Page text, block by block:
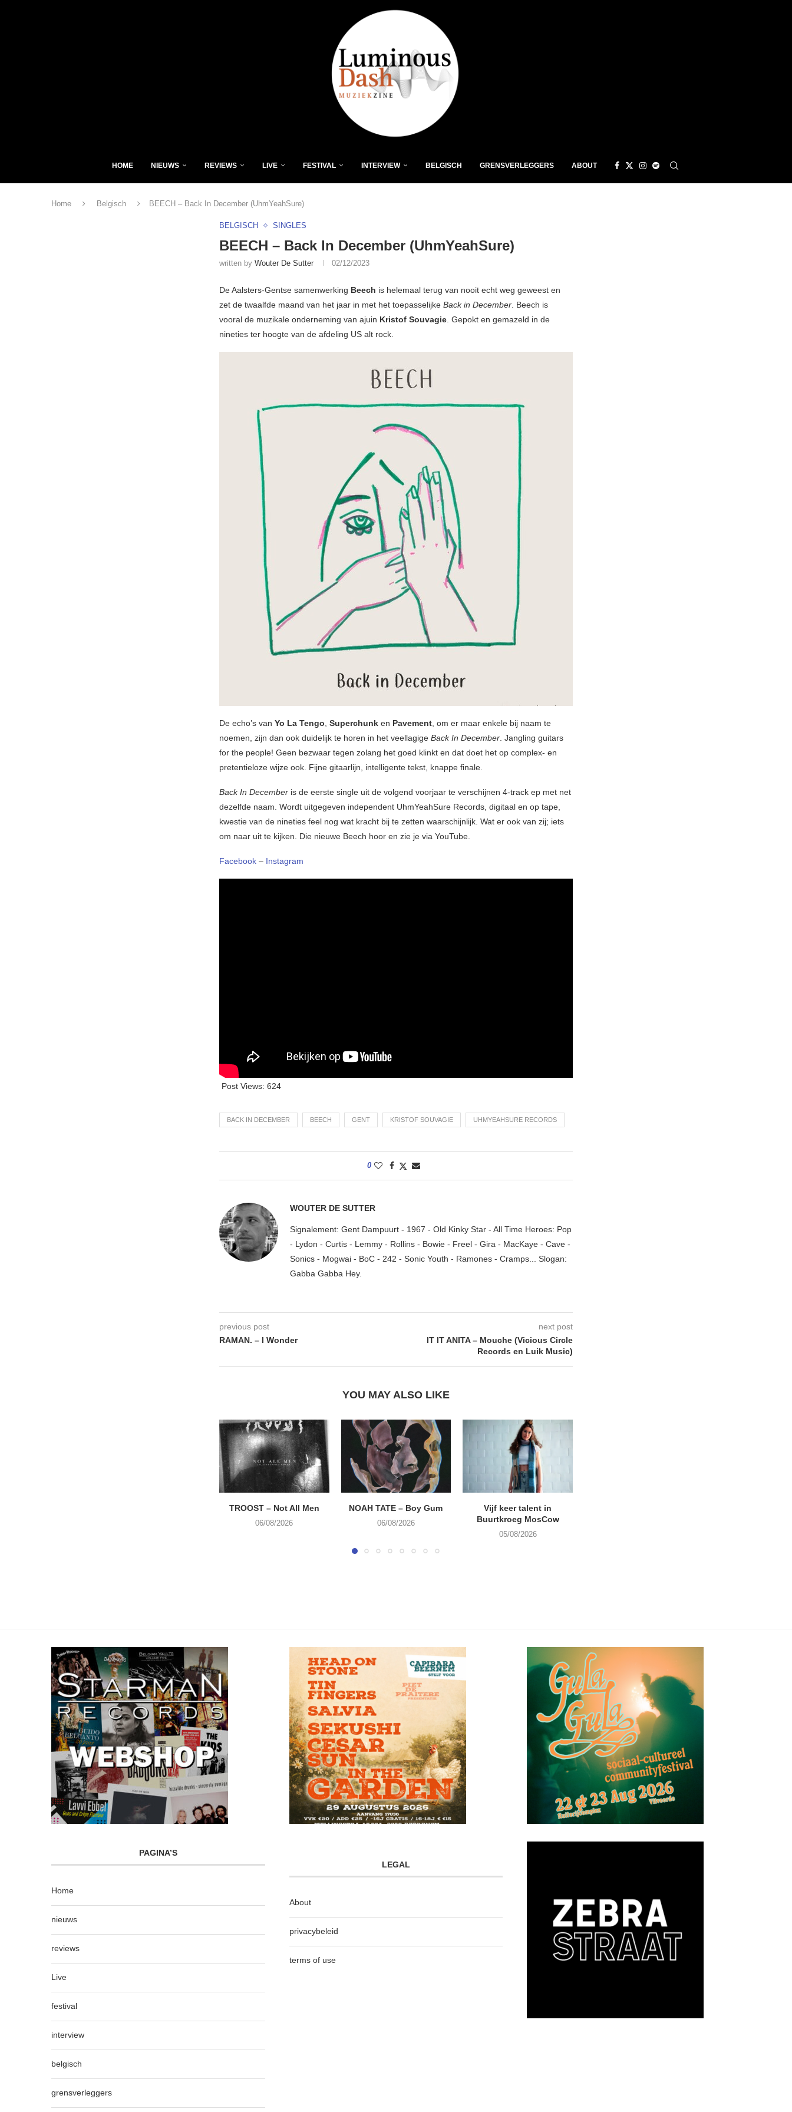
HOME NIEUWS REVIEWS LIVE FESTIVAL INTERVIEW BELGISCH GRENSVERLEGGERS ABOUT
Home Belgisch BEECH – Back In December (UhmYeahSure)
BELGISCH SINGLES
BEECH – Back In December (UhmYeahSure)
written by Wouter De Sutter 02/12/2023
De Aalsters-Gentse samenwerking Beech is helemaal terug van nooit echt weg geweest en
zet de twaalfde maand van het jaar in met het toepasselijke Back in December. Beech is
vooral de muzikale onderneming van ajuin Kristof Souvagie. Gepokt en gemazeld in de
nineties ter hoogte van de afdeling US alt rock.
De echo’s van Yo La Tengo, Superchunk en Pavement, om er maar enkele bij naam te
noemen, zijn dan ook duidelijk te horen in het veellagige Back In December. Jangling guitars
for the people! Geen bezwaar tegen zolang het goed klinkt en dat doet het op complex- en
pretentieloze wijze ook. Fijne gitaarlijn, intelligente tekst, knappe finale.
Back In December is de eerste single uit de volgend voorjaar te verschijnen 4-track ep met net
dezelfde naam. Wordt uitgegeven independent UhmYeahSure Records, digitaal en op tape,
kwestie van de nineties feel nog wat kracht bij te zetten waarschijnlijk. Wat er ook van zij; iets
om naar uit te kijken. Die nieuwe Beech hoor en zie je via YouTube.
Facebook – Instagram
Post Views: 624
BACK IN DECEMBER BEECH GENT KRISTOF SOUVAGIE UHMYEAHSURE RECORDS
0
WOUTER DE SUTTER
Signalement: Gent Dampuurt - 1967 - Old Kinky Star - All Time Heroes: Pop
- Lydon - Curtis - Lemmy - Rollins - Bowie - Freel - Gira - MacKaye - Cave -
Sonics - Mogwai - BoC - 242 - Sonic Youth - Ramones - Cramps... Slogan:
Gabba Gabba Hey.
previous post
RAMAN. – I Wonder
next post
IT IT ANITA – Mouche (Vicious Circle
Records en Luik Music)
YOU MAY ALSO LIKE
TROOST – Not All Men
06/08/2026
NOAH TATE – Boy Gum
06/08/2026
Vijf keer talent in
Buurtkroeg MosCow
05/08/2026
PAGINA’S
Home
nieuws
reviews
Live
festival
interview
belgisch
grensverleggers
LEGAL
About
privacybeleid
terms of use